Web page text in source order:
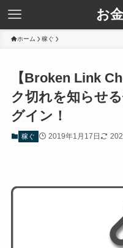
お
ホーム 稼ぐ
【Broken Link
ク切れを知らせ
グイン！
稼ぐ 2019年1月17日